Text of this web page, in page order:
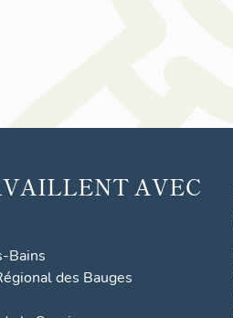
AVEC
Bains
des Bauges